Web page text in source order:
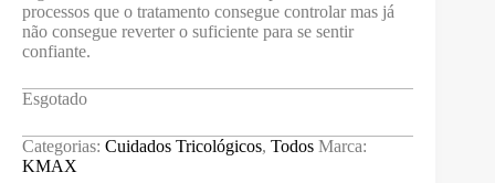
processos que o tratamento consegue controlar mas já
não consegue reverter o suficiente para se sentir
confiante.
Esgotado
Categorias: Cuidados Tricológicos, Todos Marca:
KMAX